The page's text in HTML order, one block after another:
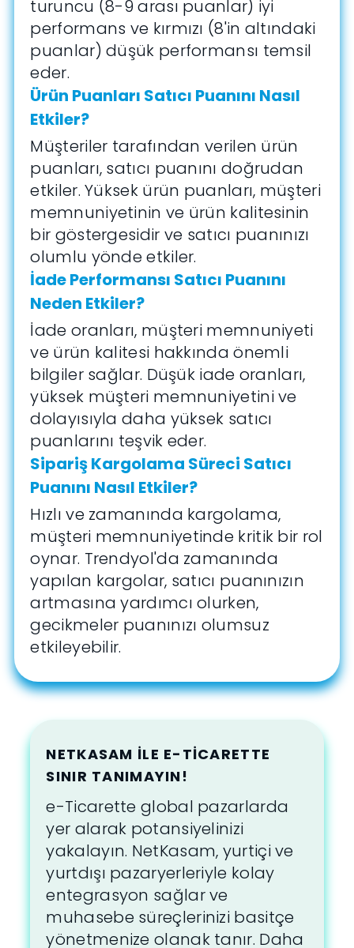
turuncu (8-9 arası puanlar) iyi
performans ve kırmızı (8'in altındaki
puanlar) düşük performansı temsil
eder.
Ürün Puanları Satıcı Puanını Nasıl
Etkiler?
Müşteriler tarafından verilen ürün
puanları, satıcı puanını doğrudan
etkiler. Yüksek ürün puanları, müşteri
memnuniyetinin ve ürün kalitesinin
bir göstergesidir ve satıcı puanınızı
olumlu yönde etkiler.
İade Performansı Satıcı Puanını
Neden Etkiler?
İade oranları, müşteri memnuniyeti
ve ürün kalitesi hakkında önemli
bilgiler sağlar. Düşük iade oranları,
yüksek müşteri memnuniyetini ve
dolayısıyla daha yüksek satıcı
puanlarını teşvik eder.
Sipariş Kargolama Süreci Satıcı
Puanını Nasıl Etkiler?
Hızlı ve zamanında kargolama,
müşteri memnuniyetinde kritik bir rol
oynar. Trendyol'da zamanında
yapılan kargolar, satıcı puanınızın
artmasına yardımcı olurken,
gecikmeler puanınızı olumsuz
etkileyebilir.
NETKASAM ILE E-TICARETTE
SINIR TANIMAYIN!
e-Ticarette global pazarlarda
yer alarak potansiyelinizi
yakalayın. NetKasam, yurtiçi ve
yurtdışı pazaryerleriyle kolay
entegrasyon sağlar ve
muhasebe süreçlerinizi basitçe
yönetmenize olanak tanır. Daha